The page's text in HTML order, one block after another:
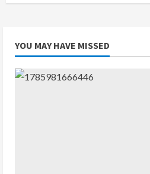
YOU MAY HAVE MISSED